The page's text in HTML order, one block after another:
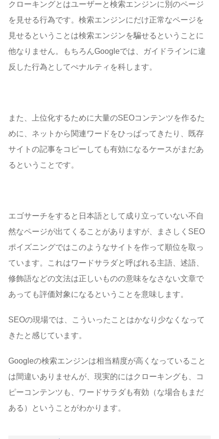
クローキングとはユーザーと検索エンジンに別のページ
を見せる行為です。検索エンジンにだけ正常なページを
見せるということは検索エンジンを騙せるということに
他なりません。もちろんGoogleでは、ガイドラインに違
反した行為としてぺナルティを科します。
また、上位化するために大量のSEOコンテンツを作るた
めに、ネットから関連ワードをひっぱってきたり、既存
サイトの記事をコピーしても有効になるケースがまだあ
るということです。
エゴサーチをすると日本語として成り立っていない不自
然なページが出てくることがありますが、まさしくSEO
ポイズニングではこのようなサイトを作って順位を取っ
ています。これはワードサラダと呼ばれる主語、述語、
修飾語などの文法は正しいものの意味をなさない文章で
あっても評価対象になるということを意味します。
SEOの現場では、こういったことはかなり少なくなって
きたと感じています。
Googleの検索エンジンは相当精度が高くなっていること
は間違いありませんが、現実的にはクローキングも、コ
ピーコンテンツも、ワードサラダも有効（な場合もまだ
ある）ということがわかります。